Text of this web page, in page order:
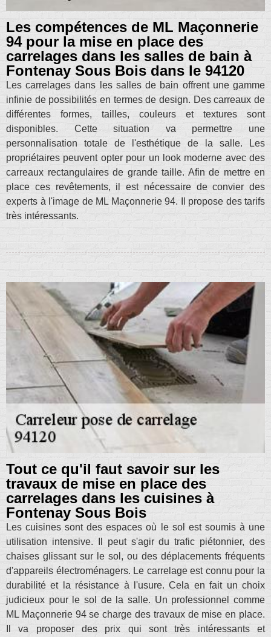
Les compétences de ML Maçonnerie
94 pour la mise en place des
carrelages dans les salles de bain à
Fontenay Sous Bois dans le 94120
Les carrelages dans les salles de bain offrent une gamme
infinie de possibilités en termes de design. Des carreaux de
différentes formes, tailles, couleurs et textures sont
disponibles. Cette situation va permettre une
personnalisation totale de l'esthétique de la salle. Les
propriétaires peuvent opter pour un look moderne avec des
carreaux rectangulaires de grande taille. Afin de mettre en
place ces revêtements, il est nécessaire de convier des
experts à l'image de ML Maçonnerie 94. Il propose des tarifs
très intéressants.
Tout ce qu'il faut savoir sur les
travaux de mise en place des
carrelages dans les cuisines à
Fontenay Sous Bois
Les cuisines sont des espaces où le sol est soumis à une
utilisation intensive. Il peut s'agir du trafic piétonnier, des
chaises glissant sur le sol, ou des déplacements fréquents
d'appareils électroménagers. Le carrelage est connu pour la
durabilité et la résistance à l'usure. Cela en fait un choix
judicieux pour le sol de la salle. Un professionnel comme
ML Maçonnerie 94 se charge des travaux de mise en place.
Il va proposer des prix qui sont très intéressants et